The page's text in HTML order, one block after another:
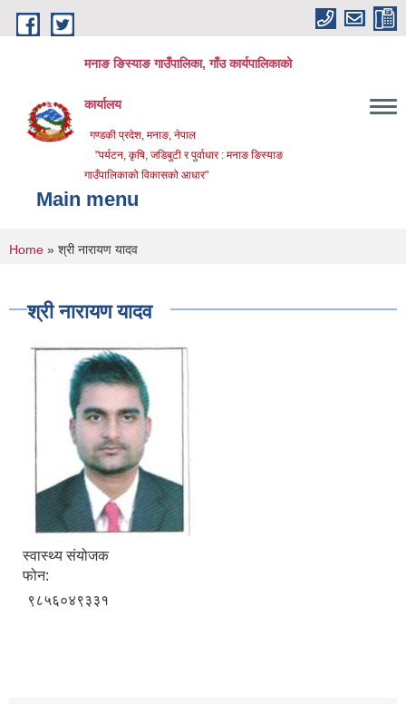
Skip to main content
मनाङ ङिस्याङ गाउँपालिका, गाँउ कार्यपालिकाको
कार्यालय
गण्डकी प्रदेश, मनाङ, नेपाल
"पर्यटन, कृषि, जडिबुटी र पुर्वाधार : मनाङ ङिस्याङ
गाउँपालिकाको विकासको आधार"
Main menu
You are here
Home » श्री नारायण यादव
श्री नारायण यादव
स्वास्थ्य संयोजक
फोन:
९८५६०४९३३१